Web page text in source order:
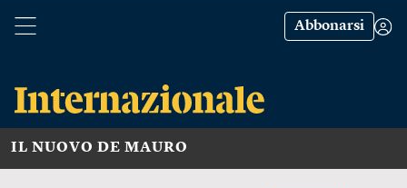
Abbonarsi
IL NUOVO DE MAURO